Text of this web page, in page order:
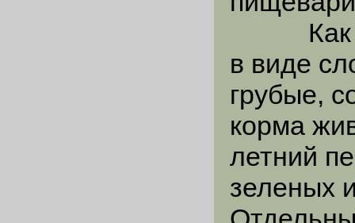
Как
в виде
грубые,
корма
летний
зеленых